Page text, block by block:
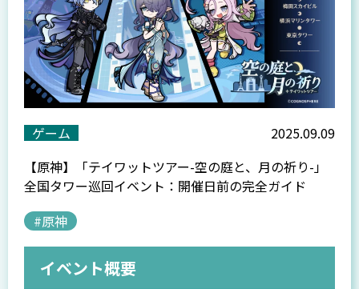
ゲーム
2025.09.09
【原神】「テイワットツアー-空の庭と、月の祈り-」
全国タワー巡回イベント：開催日前の完全ガイド
#原神
イベント概要